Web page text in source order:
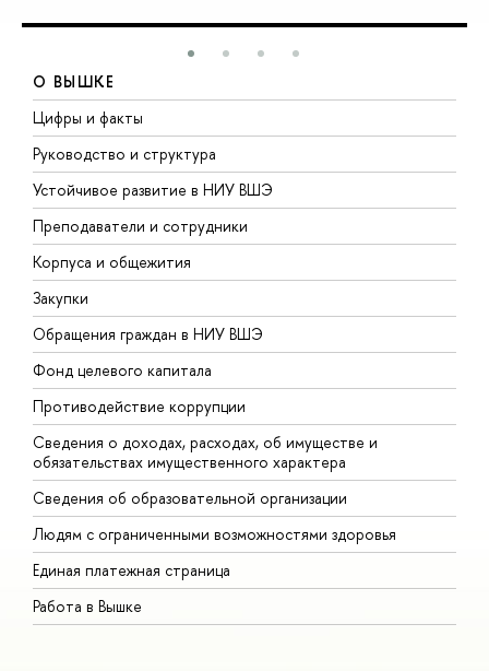
О ВЫШКЕ
Цифры и факты
Руководство и структура
Устойчивое развитие в НИУ ВШЭ
Преподаватели и сотрудники
Корпуса и общежития
Закупки
Обращения граждан в НИУ ВШЭ
Фонд целевого капитала
Противодействие коррупции
Сведения о доходах, расходах, об имуществе и
обязательствах имущественного характера
Сведения об образовательной организации
Людям с ограниченными возможностями здоровья
Единая платежная страница
Работа в Вышке